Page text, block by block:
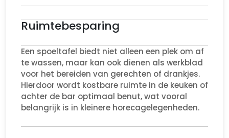
Ruimtebesparing
Een spoeltafel biedt niet alleen een plek om af
te wassen, maar kan ook dienen als werkblad
voor het bereiden van gerechten of drankjes.
Hierdoor wordt kostbare ruimte in de keuken of
achter de bar optimaal benut, wat vooral
belangrijk is in kleinere horecagelegenheden.